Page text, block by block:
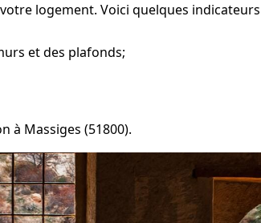
logement. Voici quelques
et des plafonds;
à Massiges (51800).